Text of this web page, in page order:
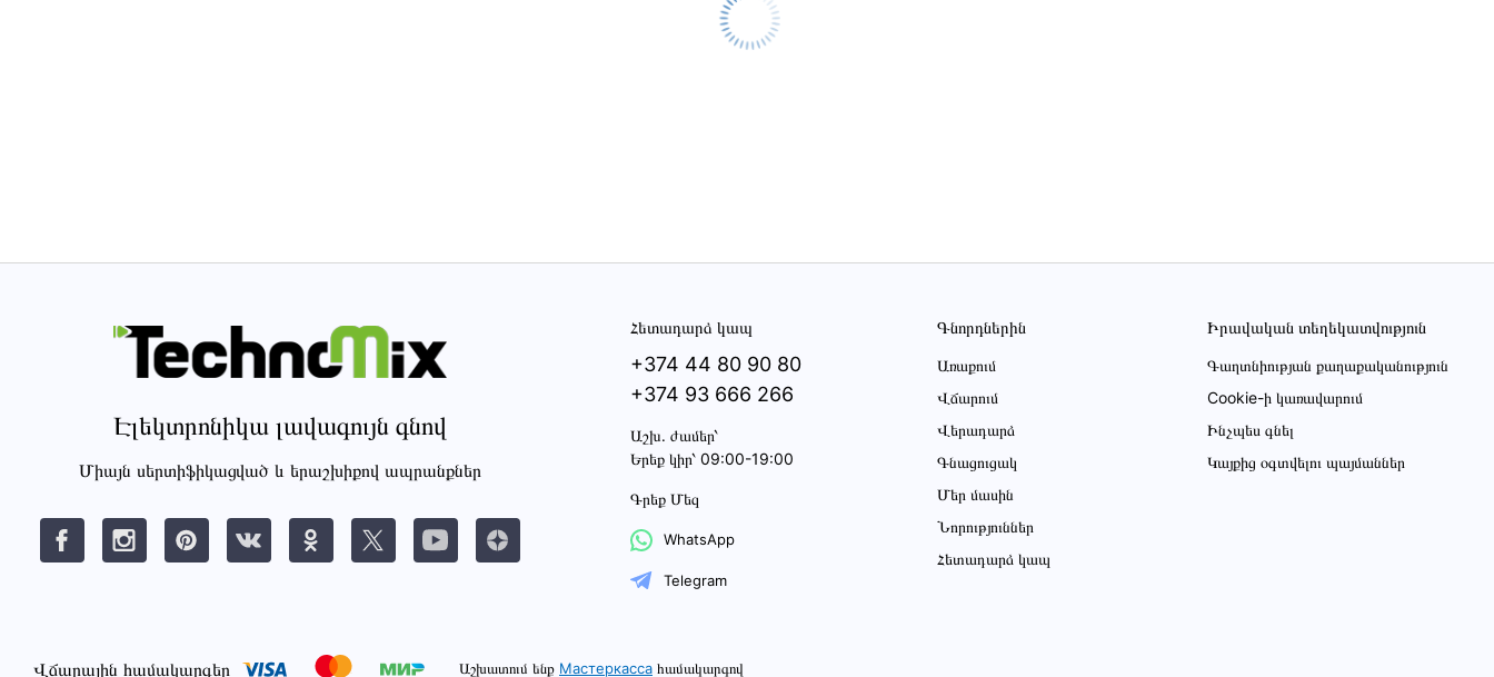
Էլեկտրոնիկա լավագույն գնով
Միայն սերտիֆիկացված և երաշխիքով ապրանքներ
Հետադարձ կապ
+374 44 80 90 80
+374 93 666 266
Աշխ․ ժամեր՝
Երեք կիր՝ 09:00-19:00
Գրեք Մեզ
WhatsApp
Telegram
Գնորդներին
Առաքում
Վճարում
Վերադարձ
Գնացուցակ
Մեր մասին
Նորություններ
Հետադարձ կապ
Իրավական տեղեկատվություն
Գաղտնիության քաղաքականություն
Cookie-ի կառավարում
Ինչպես գնել
Կայքից օգտվելու պայմաններ
Վճարային համակարգեր Աշխատում ենք Мастеркасса համակարգով